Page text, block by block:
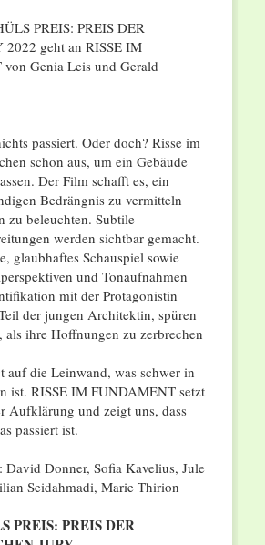
PREIS: PREIS DER
2022 geht an RISSE IM
Genia Leis und Gerald
passiert. Oder doch? Risse im
schon aus, um ein Gebäude
Der Film schafft es, ein
Bedrängnis zu vermitteln
zu beleuchten. Subtile
werden sichtbar gemacht.
glaubhaftes Schauspiel sowie
und Tonaufnahmen
mit der Protagonistin
der jungen Architektin, spüren
als ihre Hoffnungen zu zerbrechen
auf die Leinwand, was schwer in
ist. RISSE IM FUNDAMENT setzt
Aufklärung und zeigt uns, dass
passiert ist.
David Donner, Sofia Kavelius, Jule
Seidahmadi, Marie Thirion
PREIS: PREIS DER